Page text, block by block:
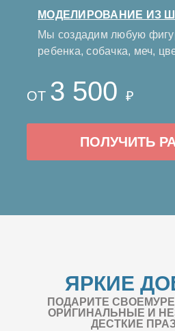
МОДЕЛИРОВАНИЕ ИЗ
Мы создадим любую
ребенка, собачка, меч,
ОТ 3 500 ₽
ПОЛУЧИТЬ
ЯРКИЕ
ПОДАРИТЕ
ОРИГИНАЛЬНЫЕ И
ДЕСТКИЕ